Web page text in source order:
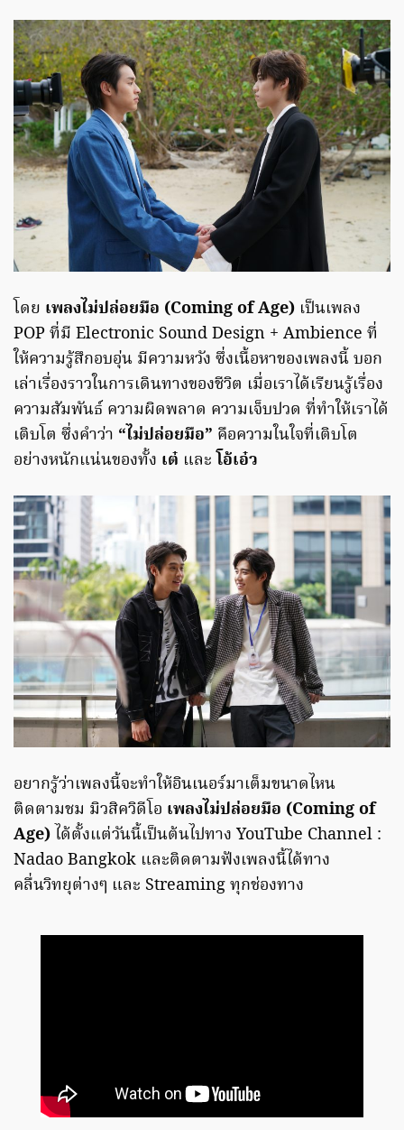
โดย เพลงไม่ปล่อยมือ (Coming of Age) เป็นเพลง
POP ที่มี Electronic Sound Design + Ambience ที่
ให้ความรู้สึกอบอุ่น มีความหวัง ซึ่งเนื้อหาของเพลงนี้ บอก
เล่าเรื่องราวในการเดินทางของชีวิต เมื่อเราได้เรียนรู้เรื่อง
ความสัมพันธ์ ความผิดพลาด ความเจ็บปวด ที่ทำให้เราได้
เติบโต ซึ่งคำว่า “ไม่ปล่อยมือ” คือความในใจที่เติบโต
อย่างหนักแน่นของทั้ง เต๋ และโอ้เอ๋ว
อยากรู้ว่าเพลงนี้จะทำให้อินเนอร์มาเต็มขนาดไหน
ติดตามชม มิวสิควิดีโอ เพลงไม่ปล่อยมือ (Coming of
Age) ได้ตั้งแต่วันนี้เป็นต้นไปทาง YouTube Channel :
Nadao Bangkok และติดตามฟังเพลงนี้ได้ทาง
คลื่นวิทยุต่างๆ และ Streaming ทุกช่องทาง